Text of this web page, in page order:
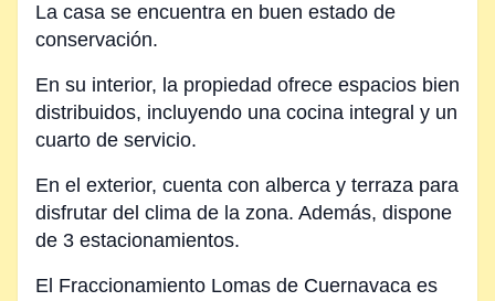
La casa se encuentra en buen estado de
conservación.
En su interior, la propiedad ofrece espacios bien
distribuidos, incluyendo una cocina integral y un
cuarto de servicio.
En el exterior, cuenta con alberca y terraza para
disfrutar del clima de la zona. Además, dispone
de 3 estacionamientos.
El Fraccionamiento Lomas de Cuernavaca es